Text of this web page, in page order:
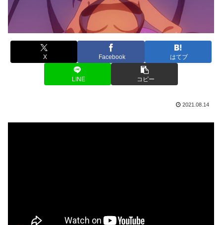
X Facebook はてブ
LINE コピー
2021.08.14